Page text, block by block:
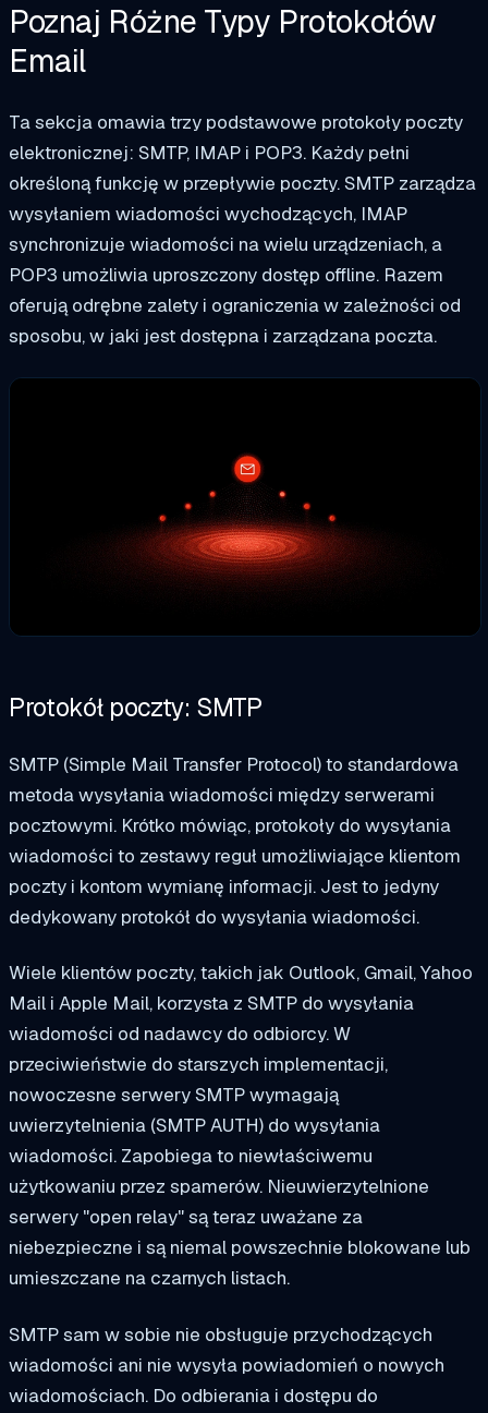
Poznaj Różne Typy Protokołów
Email
Ta sekcja omawia trzy podstawowe protokoły poczty
elektronicznej: SMTP, IMAP i POP3. Każdy pełni
określoną funkcję w przepływie poczty. SMTP zarządza
wysyłaniem wiadomości wychodzących, IMAP
synchronizuje wiadomości na wielu urządzeniach, a
POP3 umożliwia uproszczony dostęp offline. Razem
oferują odrębne zalety i ograniczenia w zależności od
sposobu, w jaki jest dostępna i zarządzana poczta.
Protokół poczty: SMTP
SMTP (Simple Mail Transfer Protocol) to standardowa
metoda wysyłania wiadomości między serwerami
pocztowymi. Krótko mówiąc, protokoły do wysyłania
wiadomości to zestawy reguł umożliwiające klientom
poczty i kontom wymianę informacji. Jest to jedyny
dedykowany protokół do wysyłania wiadomości.
Wiele klientów poczty, takich jak Outlook, Gmail, Yahoo
Mail i Apple Mail, korzysta z SMTP do wysyłania
wiadomości od nadawcy do odbiorcy.W
przeciwieństwie do starszych implementacji,
nowoczesne serwery SMTP wymagają
uwierzytelnienia (SMTP AUTH) do wysyłania
wiadomości. Zapobiega to niewłaściwemu
użytkowaniu przez spamerów. Nieuwierzytelnione
serwery "open relay" są teraz uważane za
niebezpieczne i są niemal powszechnie blokowane lub
umieszczane na czarnych listach.
SMTP sam w sobie nie obsługuje przychodzących
wiadomości ani nie wysyła powiadomień o nowych
wiadomościach. Do odbierania i dostępu do